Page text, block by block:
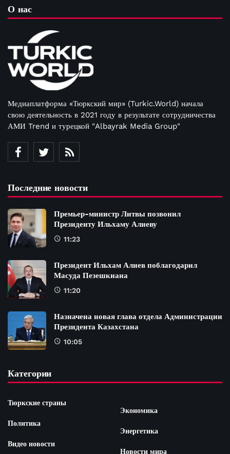
О нас
Медиаплатформа «Тюркский мир» (Turkic.World) начала
свою деятельность в 2021 году в результате сотрудничества
АМИ Trend и турецкой "Albayrak Media Group"
Последние новости
Премьер-министр Литвы позвонил
Президенту Ильхаму Алиеву
11:23
Президент Ильхам Алиев поблагодарил
Масуда Пезешкиана
11:20
Назначена новая глава отдела Администрации
Президента Казахстана
10:05
Категории
Тюркские страны
Политика
Видео новости
Экономика
Энергетика
Новости мира